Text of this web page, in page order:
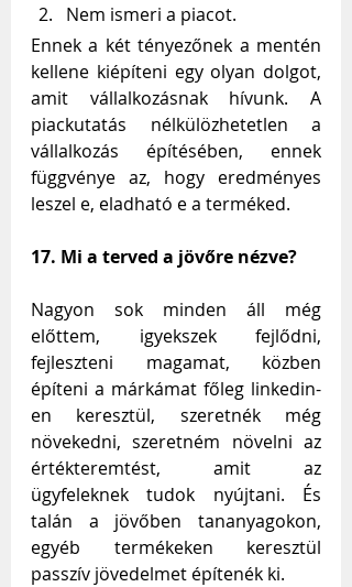
Nem ismeri a piacot.
Ennek a két tényezőnek a mentén
kellene kiépíteni egy olyan dolgot,
amit vállalkozásnak hívunk. A
piackutatás nélkülözhetetlen a
vállalkozás építésében, ennek
függvénye az, hogy eredményes
leszel e, eladható e a terméked.
17. Mi a terved a jövőre nézve?
Nagyon sok minden áll még
előttem, igyekszek fejlődni,
fejleszteni magamat, közben
építeni a márkámat főleg linkedin-
en keresztül, szeretnék még
növekedni, szeretném növelni az
értékteremtést, amit az
ügyfeleknek tudok nyújtani. És
talán a jövőben tananyagokon,
egyéb termékeken keresztül
passzív jövedelmet építenék ki.